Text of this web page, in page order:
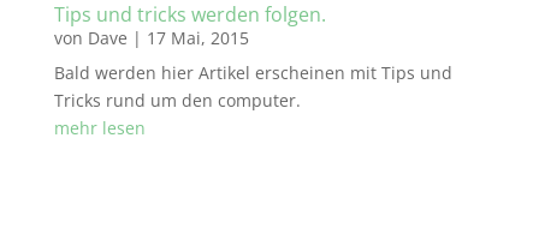
Tips und tricks werden folgen.
von Dave | 17 Mai, 2015
Bald werden hier Artikel erscheinen mit Tips und
Tricks rund um den computer.
mehr lesen